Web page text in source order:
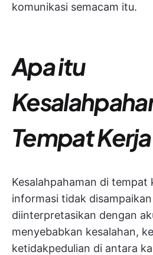
komunikasi semacam itu.
Apa itu
Tempat
Kesalahpahaman di tempat
informasi tidak
diinterpretasikan dengan
menyebabkan kesalahan,
ketidakpedulian di antara